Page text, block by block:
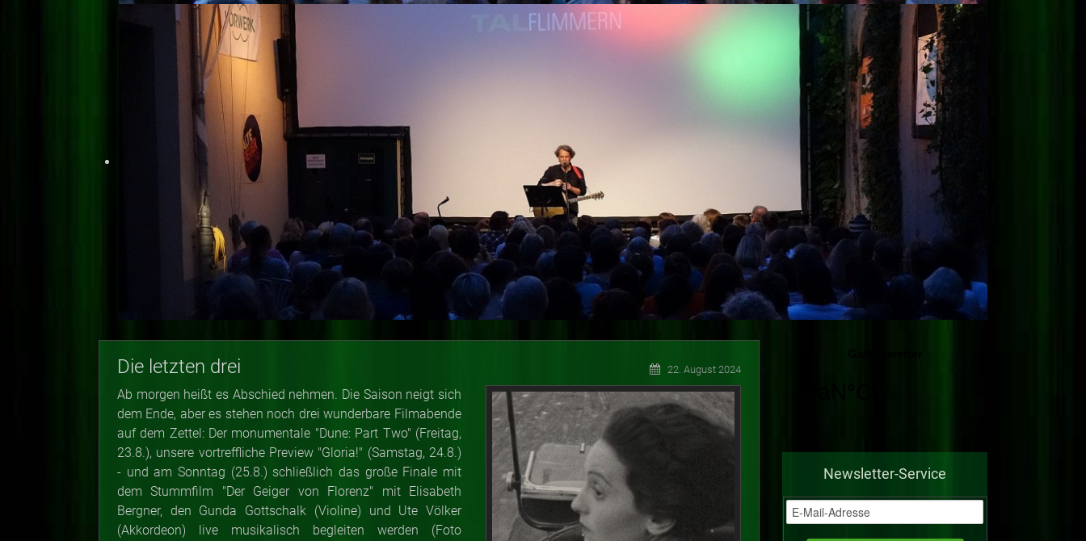
Die letzten drei 22. August 2024
Ab morgen heißt es Abschied nehmen. Die Saison neigt sich
dem Ende, aber es stehen noch drei wunderbare Filmabende
auf dem Zettel: Der monumentale "Dune: Part Two" (Freitag,
23.8.), unsere vortreffliche Preview "Gloria!" (Samstag, 24.8.)
- und am Sonntag (25.8.) schließlich das große Finale mit
dem Stummfilm "Der Geiger von Florenz" mit Elisabeth
Bergner, den Gunda Gottschalk (Violine) und Ute Völker
(Akkordeon) live musikalisch begleiten werden (Foto
Newsletter-Service